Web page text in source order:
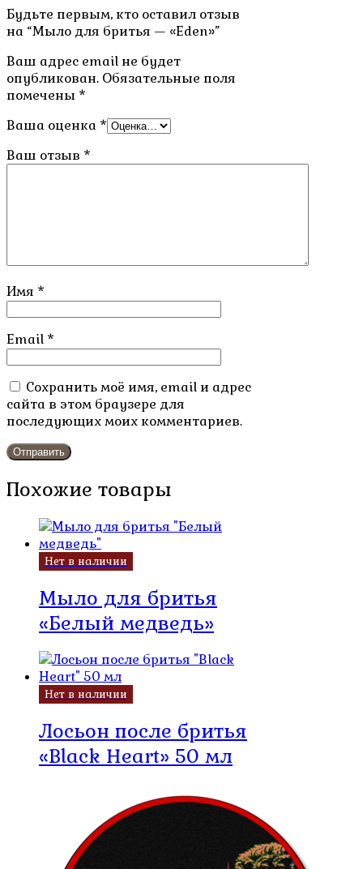
Будьте первым, кто оставил отзыв
на “Мыло для бритья — «Eden»”
Ваш адрес email не будет
опубликован. Обязательные поля
помечены *
Ваша оценка *
Ваш отзыв *
Имя *
Email *
Сохранить моё имя, email и адрес
сайта в этом браузере для
последующих моих комментариев.
Похожие товары
Нет в наличии
Мыло для бритья
«Белый медведь»
Нет в наличии
Лосьон после бритья
«Black Heart» 50 мл